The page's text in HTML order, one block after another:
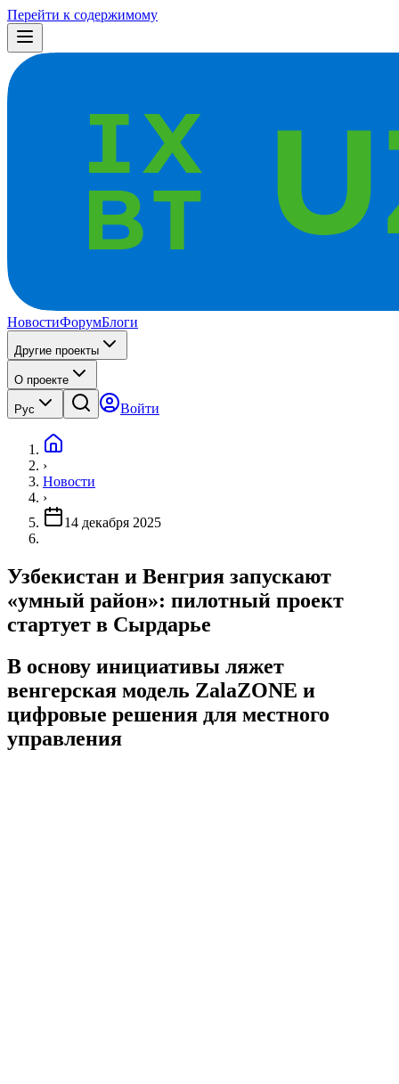
Перейти к содержимому
НовостиФорумБлоги
Другие проекты
О проекте
Рус Войти
›
Новости
›
14 декабря 2025
Узбекистан и Венгрия запускают
«умный район»: пилотный проект
стартует в Сырдарье
В основу инициативы ляжет
венгерская модель ZalaZONE и
цифровые решения для местного
управления